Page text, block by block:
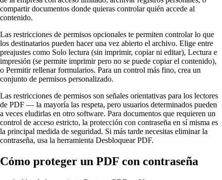
compartir documentos donde quieras controlar quién accede al
contenido.
Las restricciones de permisos opcionales te permiten controlar lo que
los destinatarios pueden hacer una vez abierto el archivo. Elige entre
preajustes como Solo lectura (sin imprimir, copiar ni editar), Lectura e
impresión (se permite imprimir pero no se puede copiar el contenido),
o Permitir rellenar formularios. Para un control más fino, crea un
conjunto de permisos personalizado.
Las restricciones de permisos son señales orientativas para los lectores
de PDF — la mayoría las respeta, pero usuarios determinados pueden
a veces eludirlas en otro software. Para documentos que requieren un
control de acceso estricto, la protección con contraseña en sí misma es
la principal medida de seguridad. Si más tarde necesitas eliminar la
contraseña, usa la herramienta Desbloquear PDF.
Cómo proteger un PDF con contraseña